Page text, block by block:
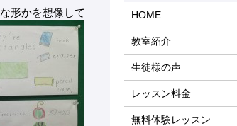
形かを想像して HOME
教室紹介
生徒様の声
レッスン料金
無料体験レッスン